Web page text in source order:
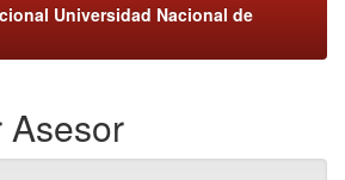
Universidad Nacional de
Asesor